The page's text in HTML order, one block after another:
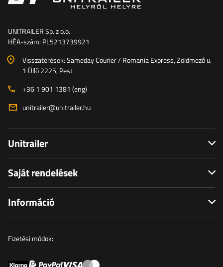
UNITRAILER Sp. z o.o.
HÉA-szám: PL5213739921
Visszatérések: Sameday Courier / Romania Express, Zöldmező u.
1 Üllő 2225, Pest
+36 1 901 1381 (eng)
unitrailer@unitrailer.hu
Unitrailer
Saját rendelések
Információ
Fizetési módok: